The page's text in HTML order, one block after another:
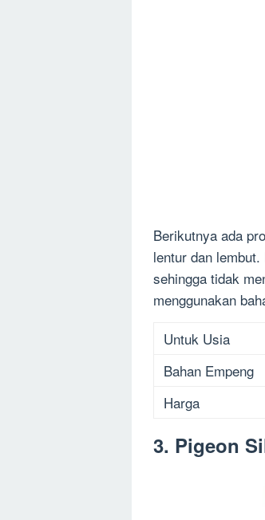
Berikutnya ada
lentur dan
sehingga tidak
menggunakan
Untuk Usia
Bahan Empeng
Harga
3. Pigeon